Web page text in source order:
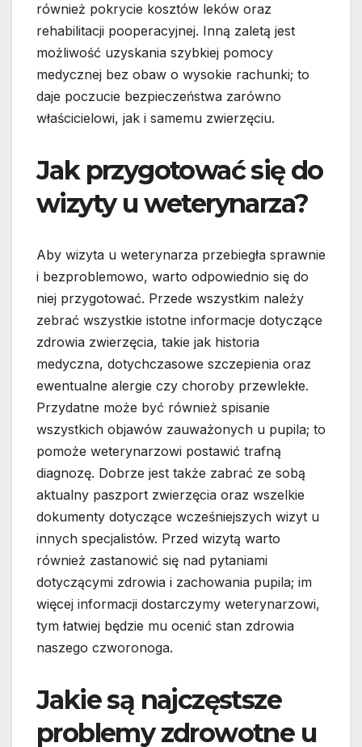
również pokrycie kosztów leków oraz
rehabilitacji pooperacyjnej. Inną zaletą jest
możliwość uzyskania szybkiej pomocy
medycznej bez obaw o wysokie rachunki; to
daje poczucie bezpieczeństwa zarówno
właścicielowi, jak i samemu zwierzęciu.
Jak przygotować się do
wizyty u weterynarza?
Aby wizyta u weterynarza przebiegła sprawnie
i bezproblemowo, warto odpowiednio się do
niej przygotować. Przede wszystkim należy
zebrać wszystkie istotne informacje dotyczące
zdrowia zwierzęcia, takie jak historia
medyczna, dotychczasowe szczepienia oraz
ewentualne alergie czy choroby przewlekłe.
Przydatne może być również spisanie
wszystkich objawów zauważonych u pupila; to
pomoże weterynarzowi postawić trafną
diagnozę. Dobrze jest także zabrać ze sobą
aktualny paszport zwierzęcia oraz wszelkie
dokumenty dotyczące wcześniejszych wizyt u
innych specjalistów. Przed wizytą warto
również zastanowić się nad pytaniami
dotyczącymi zdrowia i zachowania pupila; im
więcej informacji dostarczymy weterynarzowi,
tym łatwiej będzie mu ocenić stan zdrowia
naszego czworonoga.
Jakie są najczęstsze
problemy zdrowotne u